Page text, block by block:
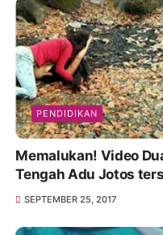
PENDIDIKAN
Memalukan! Video Dua Siswi SMK di Lombok
Tengah Adu Jotos
SEPTEMBER 25, 2017